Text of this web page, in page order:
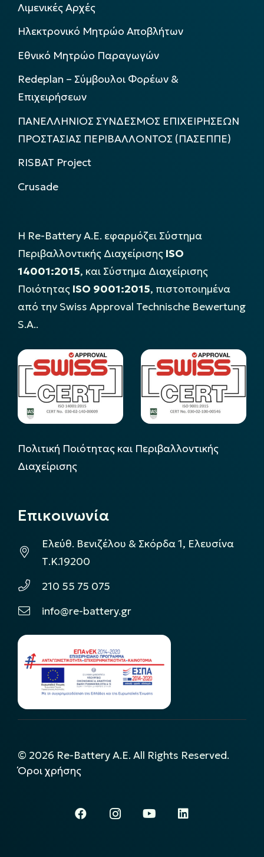
Λιμενικές Αρχές
Ηλεκτρονικό Μητρώο Αποβλήτων
Εθνικό Μητρώο Παραγωγών
Redeplan – Σύμβουλοι Φορέων &
Επιχειρήσεων
ΠΑΝΕΛΛΗΝΙΟΣ ΣΥΝΔΕΣΜΟΣ ΕΠΙΧΕΙΡΗΣΕΩΝ
ΠΡΟΣΤΑΣΙΑΣ ΠΕΡΙΒΑΛΛΟΝΤΟΣ (ΠΑΣΕΠΠΕ)
RISBAT Project
Crusade
Η Re-Battery Α.Ε. εφαρμόζει Σύστημα
Περιβαλλοντικής Διαχείρισης ISO
14001:2015, και Σύστημα Διαχείρισης
Ποιότητας ISO 9001:2015, πιστοποιημένα
από την Swiss Approval Technische Bewertung
S.A..
Πολιτική Ποιότητας και Περιβαλλοντικής
Διαχείρισης
Επικοινωνία
Ελεύθ. Βενιζέλου & Σκόρδα 1, Ελευσίνα
Τ.Κ.19200
210 55 75 075
info@re-battery.gr
© 2026 Re-Battery A.E. All Rights Reserved.
Όροι χρήσης